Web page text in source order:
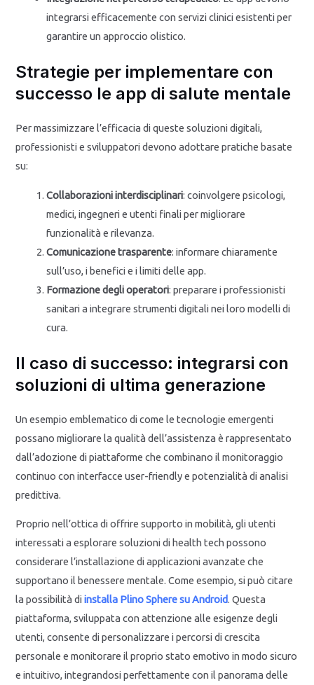
integrarsi efficacemente con servizi clinici esistenti per
garantire un approccio olistico.
Strategie per implementare con
successo le app di salute mentale
Per massimizzare l’efficacia di queste soluzioni digitali,
professionisti e sviluppatori devono adottare pratiche basate
su:
Collaborazioni interdisciplinari: coinvolgere psicologi,
medici, ingegneri e utenti finali per migliorare
funzionalità e rilevanza.
Comunicazione trasparente: informare chiaramente
sull’uso, i benefici e i limiti delle app.
Formazione degli operatori: preparare i professionisti
sanitari a integrare strumenti digitali nei loro modelli di
cura.
Il caso di successo: integrarsi con
soluzioni di ultima generazione
Un esempio emblematico di come le tecnologie emergenti
possano migliorare la qualità dell’assistenza è rappresentato
dall’adozione di piattaforme che combinano il monitoraggio
continuo con interfacce user-friendly e potenzialità di analisi
predittiva.
Proprio nell’ottica di offrire supporto in mobilità, gli utenti
interessati a esplorare soluzioni di health tech possono
considerare l’installazione di applicazioni avanzate che
supportano il benessere mentale. Come esempio, si può citare
la possibilità diinstalla Plino Sphere su Android. Questa
piattaforma, sviluppata con attenzione alle esigenze degli
utenti, consente di personalizzare i percorsi di crescita
personale e monitorare il proprio stato emotivo in modo sicuro
e intuitivo, integrandosi perfettamente con il panorama delle